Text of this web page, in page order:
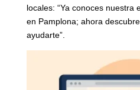
locales: “Ya conoces nuestra
en Pamplona; ahora
ayudarte”.